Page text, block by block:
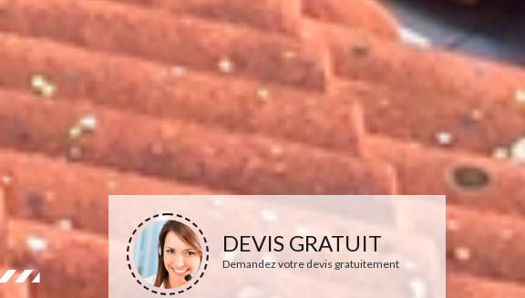
DEVIS GRATUIT
Demandez votre devis gratuitement